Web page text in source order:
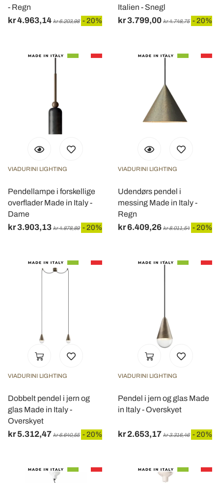
- Regn
kr 4.963,14 kr 6.203,98 - 20%
Italien - Snegl
kr 3.799,00 kr 4.748,75 - 20%
VIADURINI LIGHTING
Pendellampe i forskellige
overflader Made in Italy -
Dame
kr 3.903,13 kr 4.878,89 - 20%
VIADURINI LIGHTING
Udendørs pendel i
messing Made in Italy -
Regn
kr 6.409,26 kr 8.011,54 - 20%
VIADURINI LIGHTING
Dobbelt pendel i jern og
glas Made in Italy -
Overskyet
kr 5.312,47 kr 6.640,55 - 20%
VIADURINI LIGHTING
Pendel i jern og glas Made
in Italy - Overskyet
kr 2.653,17 kr 3.316,46 - 20%